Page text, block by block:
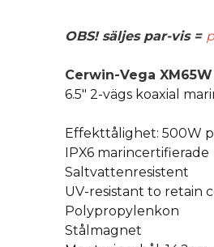
OBS! säljes par-vis =
Cerwin-Vega XM65W
6.5" 2-vägs koaxial
Effekttålighet: 500W
IPX6 marincertifierade
Saltvattenresistent
UV-resistant to retain
Polypropylenkon
Stålmagnet